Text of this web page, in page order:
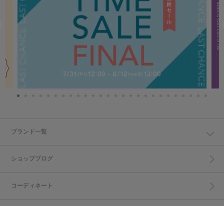
ブランド一覧
ショップブログ
コーディネート